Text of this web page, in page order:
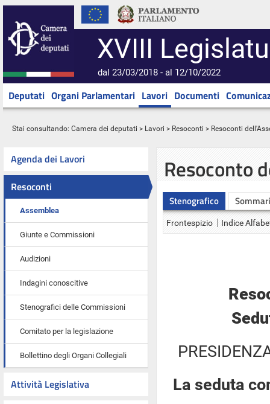
XVIII
dal 23/03/2018 - al 12/10/2022
Deputati Organi Parlamentari Lavori Documenti
Stai consultando: Camera dei deputati > Lavori > Resoconti > Resoconti
Agenda dei Lavori
Resoconti
Assemblea
Giunte e Commissioni
Audizioni
Indagini conoscitive
Stenografici delle Commissioni
Comitato per la legislazione
Bollettino degli Organi Collegiali
Attività Legislativa
Resoconto
Stenografico
Frontespizio Indice
La seduta